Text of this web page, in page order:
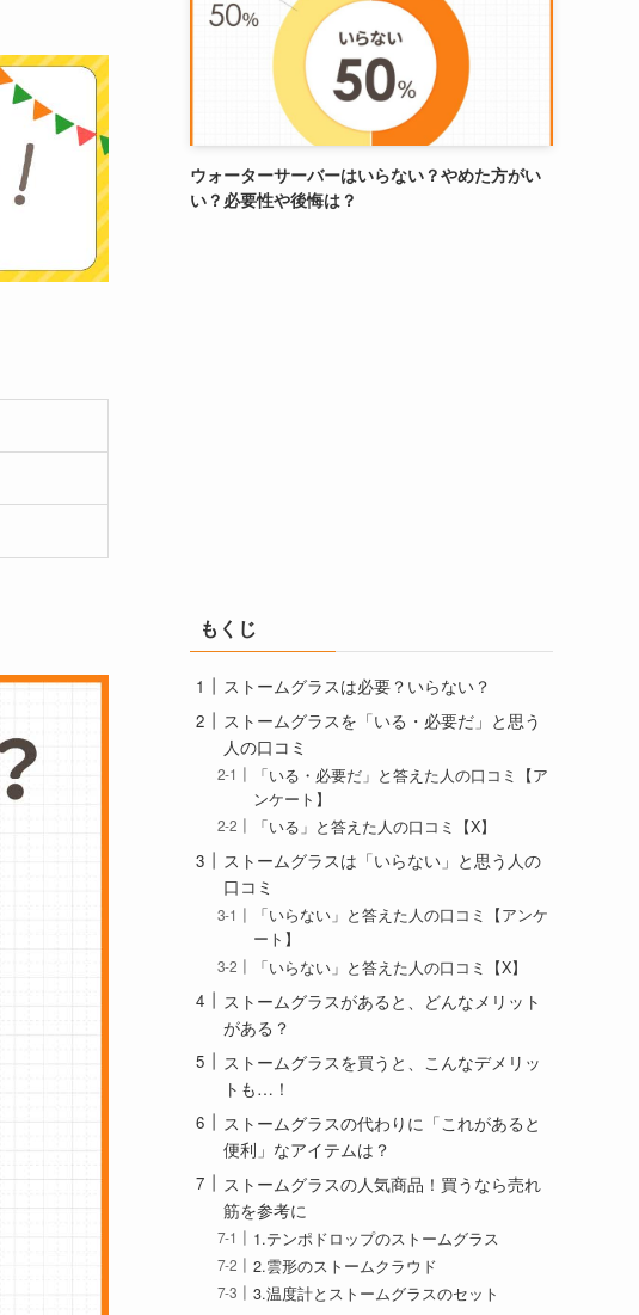
ウォーターサーバーはいらない？やめた方がい
い？必要性や後悔は？
もくじ
ストームグラスは必要？いらない？
ストームグラスを「いる・必要だ」と思う
人の口コミ
「いる・必要だ」と答えた人の口コミ【ア
ンケート】
「いる」と答えた人の口コミ【X】
ストームグラスは「いらない」と思う人の
口コミ
「いらない」と答えた人の口コミ【アンケ
ート】
「いらない」と答えた人の口コミ【X】
ストームグラスがあると、どんなメリット
がある？
ストームグラスを買うと、こんなデメリッ
トも…！
ストームグラスの代わりに「これがあると
便利」なアイテムは？
ストームグラスの人気商品！買うなら売れ
筋を参考に
1.テンポドロップのストームグラス
2.雲形のストームクラウド
3.温度計とストームグラスのセット